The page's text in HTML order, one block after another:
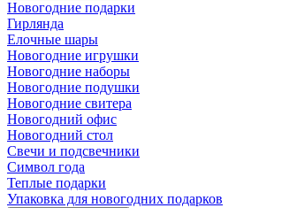
Новогодние подарки
Гирлянда
Елочные шары
Новогодние игрушки
Новогодние наборы
Новогодние подушки
Новогодние свитера
Новогодний офис
Новогодний стол
Свечи и подсвечники
Символ года
Теплые подарки
Упаковка для новогодних подарков